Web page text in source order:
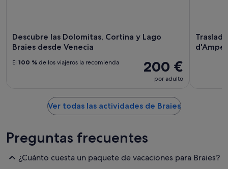
Descubre las Dolomitas, Cortina y Lago
Braies desde Venecia
200 €
por adulto
El 100 % de los viajeros la recomienda
Ver todas las actividades de Braies
Preguntas frecuentes
¿Cuánto cuesta un paquete de vacaciones para Braies?